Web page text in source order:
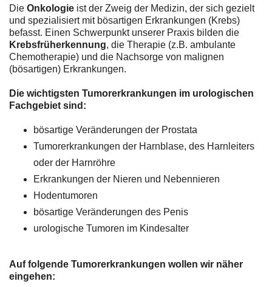
Die Onkologie ist der Zweig der Medizin, der sich gezielt
und spezialisiert mit bösartigen Erkrankungen (Krebs)
befasst. Einen Schwerpunkt unserer Praxis bilden die
Krebsfrüherkennung, die Therapie (z.B. ambulante
Chemotherapie) und die Nachsorge von malignen
(bösartigen) Erkrankungen.
Die wichtigsten Tumorerkrankungen im urologischen
Fachgebiet sind:
bösartige Veränderungen der Prostata
Tumorerkrankungen der Harnblase, des Harnleiters
oder der Harnröhre
Erkrankungen der Nieren und Nebennieren
Hodentumoren
bösartige Veränderungen des Penis
urologische Tumoren im Kindesalter
Auf folgende Tumorerkrankungen wollen wir näher
eingehen: